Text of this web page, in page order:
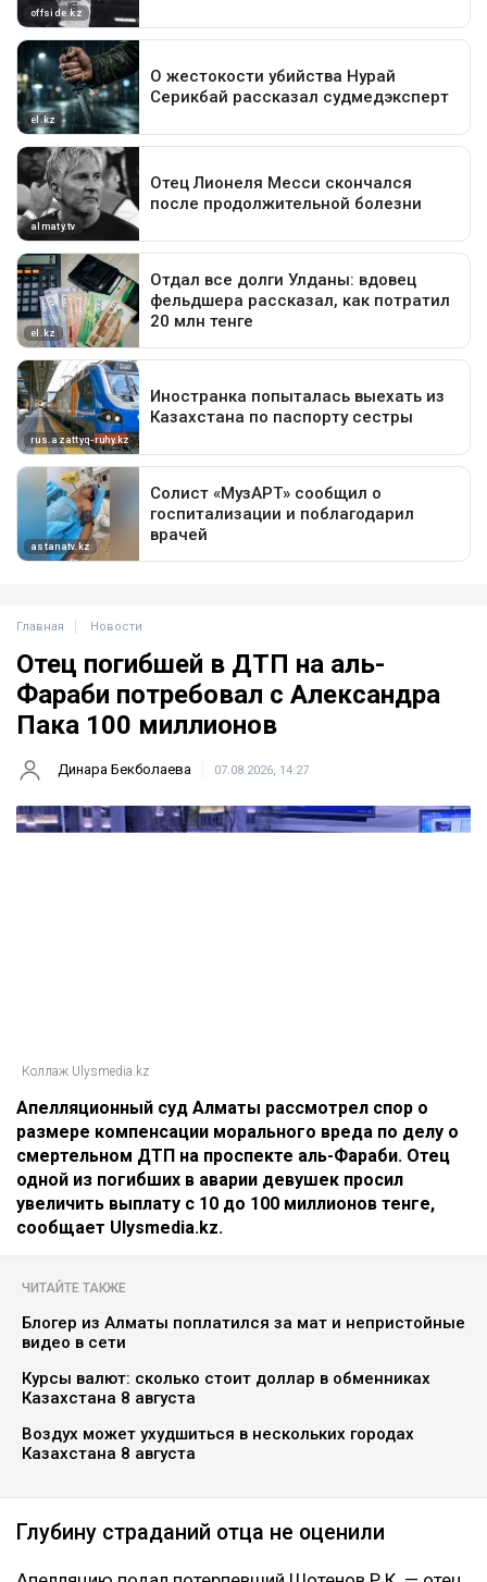
Главная Новости
Отец погибшей в ДТП на аль-
Фараби потребовал с Александра
Пака 100 миллионов
Динара Бекболаева 07.08.2026, 14:27
Коллаж Ulysmedia.kz
Апелляционный суд Алматы рассмотрел спор о
размере компенсации морального вреда по делу о
смертельном ДТП на проспекте аль-Фараби. Отец
одной из погибших в аварии девушек просил
увеличить выплату с 10 до 100 миллионов тенге,
сообщает Ulysmedia.kz.
ЧИТАЙТЕ ТАКЖЕ
Блогер из Алматы поплатился за мат и непристойные
видео в сети
Курсы валют: сколько стоит доллар в обменниках
Казахстана 8 августа
Воздух может ухудшиться в нескольких городах
Казахстана 8 августа
Глубину страданий отца не оценили